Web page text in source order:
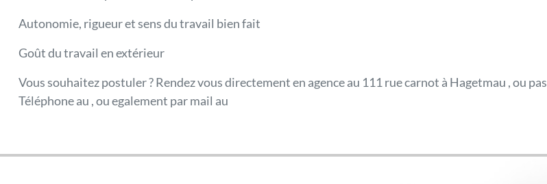
Autonomie, rigueur et sens du travail bien fait
Goût du travail en extérieur
Vous souhaitez postuler ? Rendez vous directement en agence au 111 rue carnot à Hagetmau , ou pas
Téléphone au , ou egalement par mail au